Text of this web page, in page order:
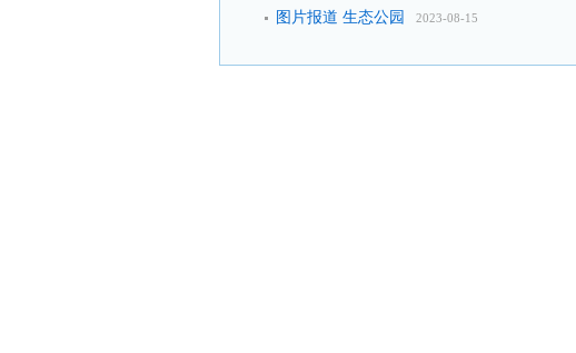
图片报道 生态公园 2023-08-15